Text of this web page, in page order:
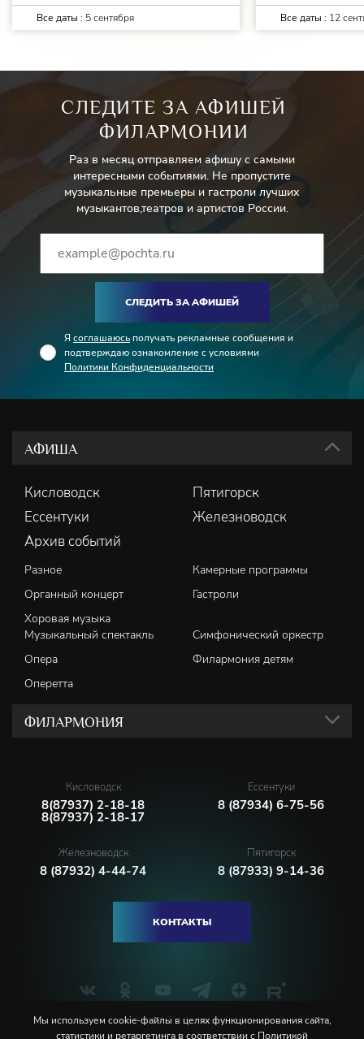
Все даты : 5 сентября Все даты : 12
СЛЕДИТЕ ЗА АФИШЕЙ
ФИЛАРМОНИИ
Раз в месяц отправляем афишу с самыми
интересными событиями. Не пропустите
музыкальные премьеры и гастроли лучших
музыкантов,театров и артистов России.
СЛЕДИТЬ ЗА АФИШЕЙ
Я соглашаюсь получать рекламные сообщения и
подтверждаю ознакомление с условиями
Политики Конфиденциальности
АФИША
Кисловодск
Пятигорск
Ессентуки
Железноводск
Архив событий
Разное
Камерные программы
Органный концерт
Гастроли
Хоровая музыка
Музыкальный спектакль
Симфонический оркестр
Опера
Филармония детям
Оперетта
ФИЛАРМОНИЯ
Кисловодск
8(87937) 2-18-18
8(87937) 2-18-17
Ессентуки
8 (87934) 6-75-56
Железноводск
8 (87932) 4-44-74
Пятигорск
8 (87933) 9-14-36
КОНТАКТЫ
Мы используем cookie-файлы в целях функционирования сайта,
статистики и ретаргетинга в соответствии с Политикой